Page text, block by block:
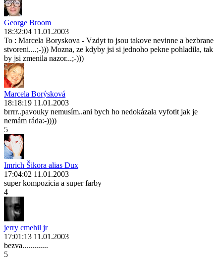
George Broom
18:32:04 11.01.2003
To : Marcela Boryskova - Vzdyt to jsou takove nevinne a bezbrane
stvoreni....;-))) Mozna, ze kdyby jsi si jednoho pekne pohladila, tak
by jsi zmenila nazor...;-)))
Marcela Borýsková
18:18:19 11.01.2003
brrrr..pavouky nemusím..ani bych ho nedokázala vyfotit jak je
nemám ráda:-))))
5
Imrich Šikora alias Dux
17:04:02 11.01.2003
super kompozicia a super farby
4
jerry cmehil jr
17:01:13 11.01.2003
bezva.............
5